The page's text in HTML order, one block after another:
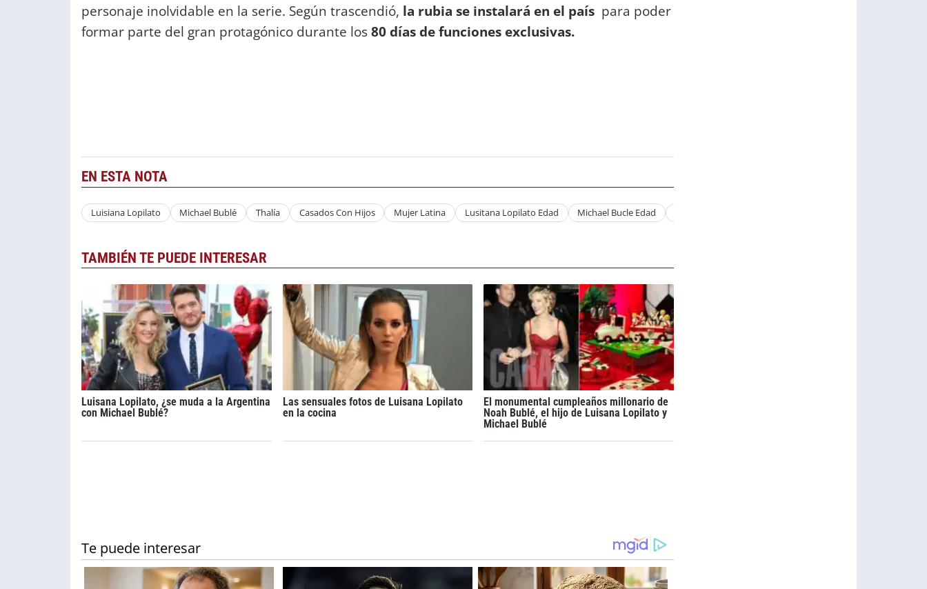
personaje inolvidable en la serie. Según trascendió, la rubia se instalará en el país para poder
formar parte del gran protagónico durante los80 días de funciones exclusivas.
EN ESTA NOTA
Luisiana Lopilato Michael Bublé Thalía Casados Con Hijos Mujer Latina Lusitana Lopilato Edad Michael Bucle Edad
TAMBIÉN TE PUEDE INTERESAR
Luisana Lopilato, ¿se muda a la Argentina
con Michael Bublé?
Las sensuales fotos de Luisana Lopilato
en la cocina
El monumental cumpleaños millonario de
Noah Bublé, el hijo de Luisana Lopilato y
Michael Bublé